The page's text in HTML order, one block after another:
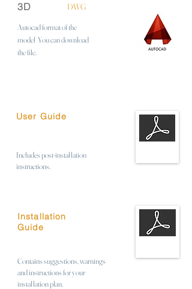
3D DWG
Autocad format of the
model You can download
the file.
User Guide
Includes post-installation
instructions.
Installation
Guide
Contains suggestions, warnings
and instructions for your
installation plan.